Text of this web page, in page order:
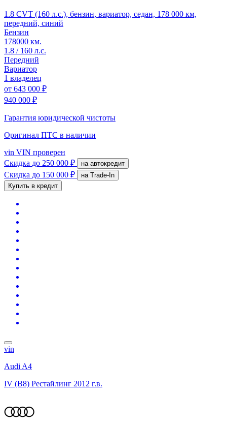
1.8 CVT (160 л.с.), бензин, вариатор, седан, 178 000 км,
передний, синий
Бензин
178000 км.
1.8 / 160 л.с.
Передний
Вариатор
1 владелец
от 643 000 ₽
940 000 ₽
Гарантия юридической чистоты
Оригинал ПТС в наличии
vin VIN проверен
Скидка до 250 000 ₽ на автокредит
Скидка до 150 000 ₽
на Trade-In
Купить в кредит
vin
Audi A4
IV (B8) Рестайлинг 2012 г.в.